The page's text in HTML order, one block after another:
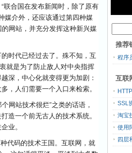
联合国在发布新闻时，除了原有
媒介外，还应该通过第四种媒
网站，并充分发挥这种新兴媒
时代已经过去了。殊不知，互
就是为了防止敌人对中央指挥
深，中心化就变得更为加剧：
，人们需要一个入口来检索。
网站技术很烂”之类的话语，
造一个前无古人的技术系统。
业。
代码的技术王国。互联网，就
推荐
程序
互联
SSL
淘宝
使用
四层